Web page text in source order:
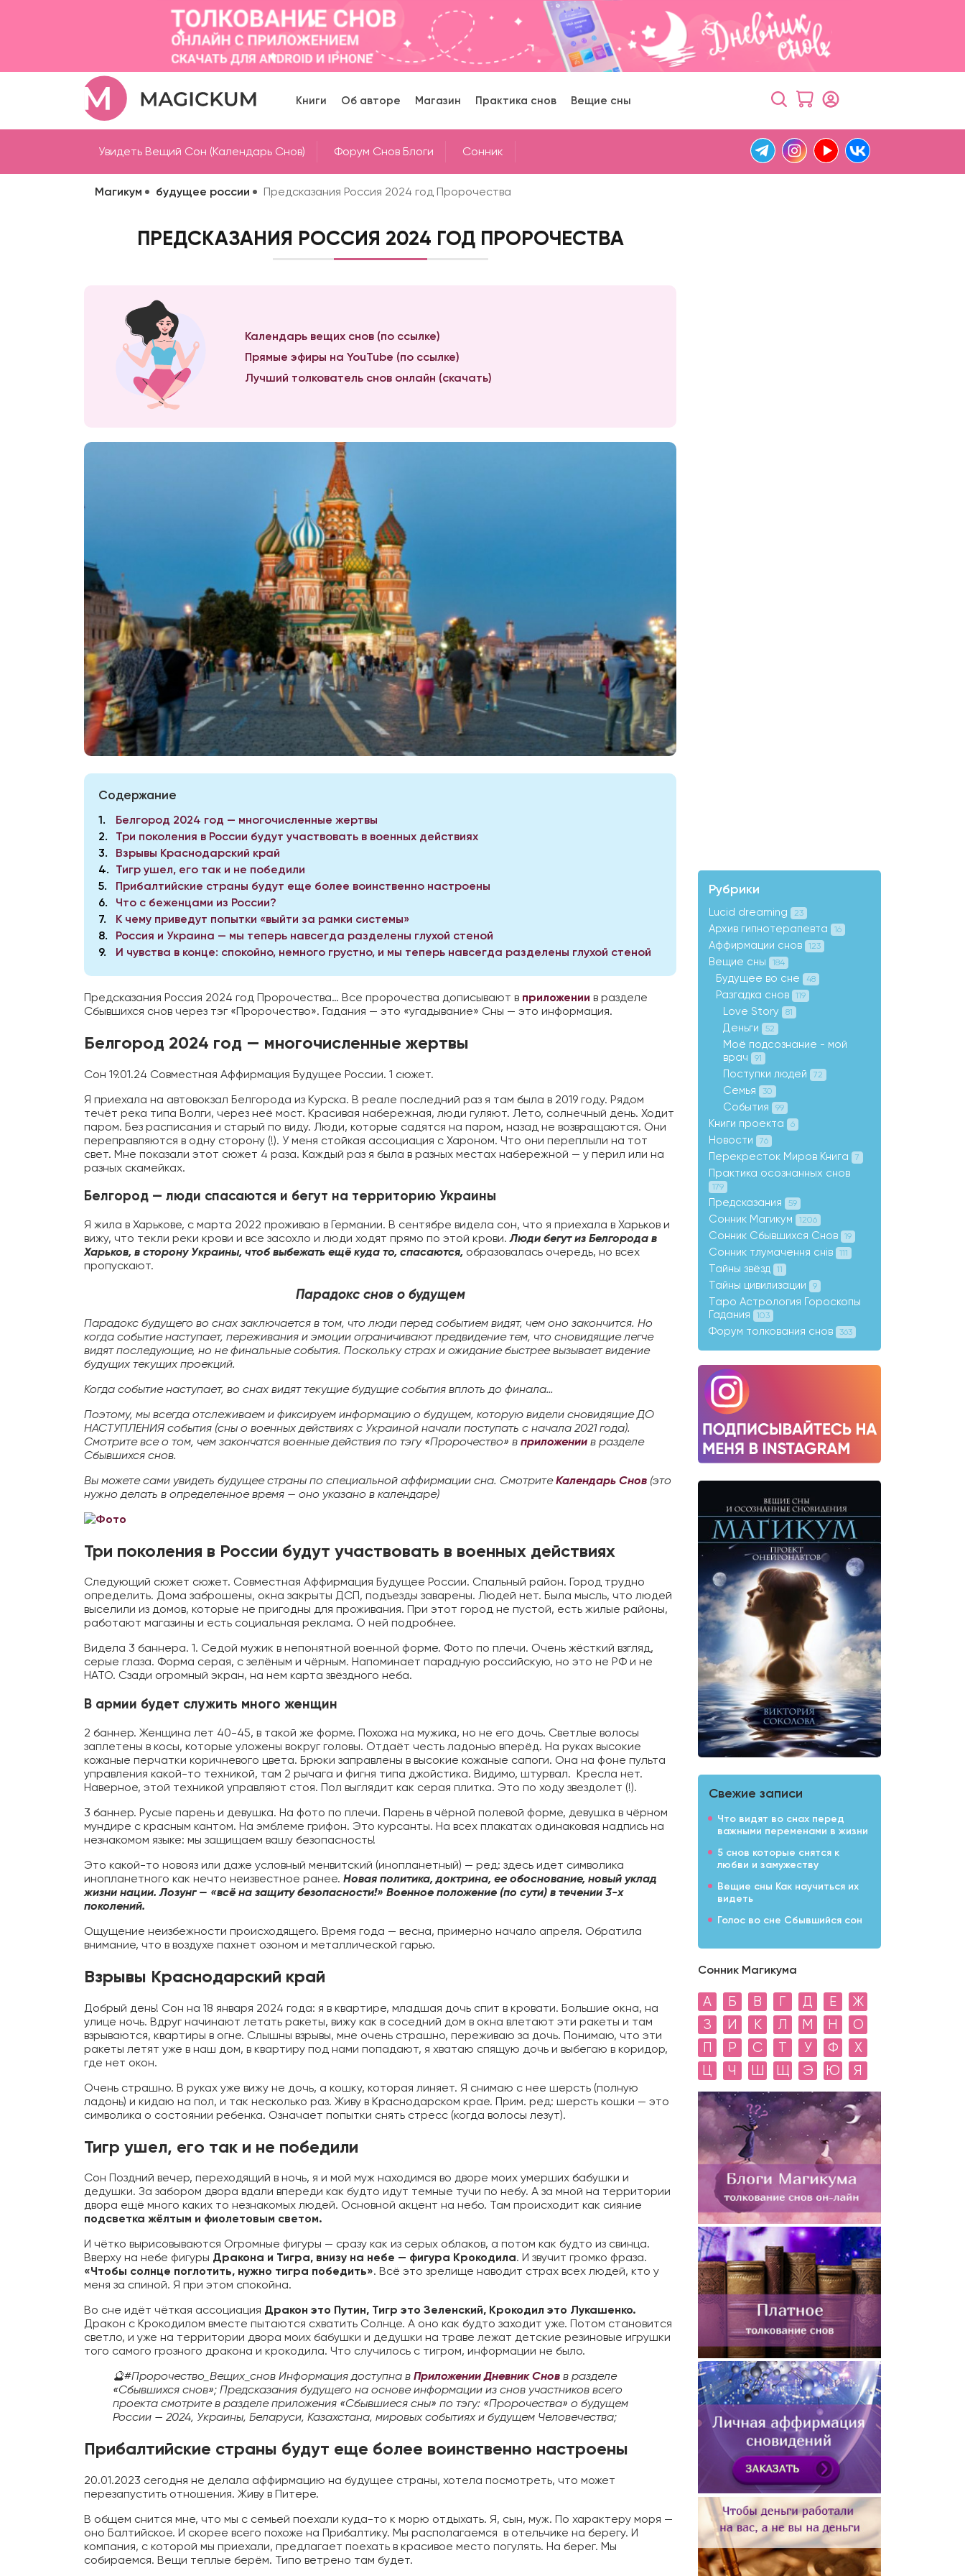
Книги Об авторе Магазин Практика снов Вещие сны
Увидеть Вещий Сон (Календарь Снов) Форум Снов Блоги Cонник
Магикум будущее россии Предсказания Россия 2024 год Пророчества
ПРЕДСКАЗАНИЯ РОССИЯ 2024 ГОД ПРОРОЧЕСТВА
Календарь вещих снов (по ссылке)
Прямые эфиры на YouTube (по ссылке)
Лучший толкователь снов онлайн (скачать)
Содержание
1
Белгород 2024 год — многочисленные жертвы
2
Три поколения в России будут участвовать в военных действиях
3
Взрывы Краснодарский край
4
Тигр ушел, его так и не победили
5
Прибалтийские страны будут еще более воинственно настроены
6
Что с беженцами из России?
7
К чему приведут попытки «выйти за рамки системы»
8
Россия и Украина — мы теперь навсегда разделены глухой стеной
9
И чувства в конце: спокойно, немного грустно, и мы теперь навсегда разделены глухой стеной
Предсказания Россия 2024 год Пророчества… Все пророчества дописывают в приложении в разделе
Сбывшихся снов через тэг «Пророчество». Гадания — это «угадывание» Сны — это информация.
Белгород 2024 год — многочисленные жертвы
Сон 19.01.24 Совместная Аффирмация Будущее России. 1 сюжет.
Я приехала на автовокзал Белгорода из Курска. В реале последний раз я там была в 2019 году. Рядом
течёт река типа Волги, через неё мост. Красивая набережная, люди гуляют. Лето, солнечный день. Ходит
паром. Без расписания и старый по виду. Люди, которые садятся на паром, назад не возвращаются. Они
переправляются в одну сторону (!). У меня стойкая ассоциация с Хароном. Что они переплыли на тот
свет. Мне показали этот сюжет 4 раза. Каждый раз я была в разных местах набережной — у перил или на
разных скамейках.
Белгород — люди спасаются и бегут на территорию Украины
Я жила в Харькове, с марта 2022 проживаю в Германии. В сентябре видела сон, что я приехала в Харьков и
вижу, что текли реки крови и все засохло и люди ходят прямо по этой крови.Люди бегут из Белгорода в
Харьков, в сторону Украины, чтоб выбежать ещё куда то, спасаются, образовалась очередь, но всех
пропускают.
Парадокс снов о будущем
Парадокс будущего во снах заключается в том, что люди перед событием видят, чем оно закончится. Но
когда событие наступает, переживания и эмоции ограничивают предвидение тем, что сновидящие легче
видят последующие, но не финальные события. Поскольку страх и ожидание быстрее вызывает видение
будущих текущих проекций.
Когда событие наступает, во снах видят текущие будущие события вплоть до финала…
Поэтому, мы всегда отслеживаем и фиксируем информацию о будущем, которую видели сновидящие ДО
НАСТУПЛЕНИЯ события (сны о военных действиях с Украиной начали поступать с начала 2021 года).
Смотрите все о том, чем закончатся военные действия по тэгу «Пророчество» в приложении в разделе
Сбывшихся снов.
Вы можете сами увидеть будущее страны по специальной аффирмации сна. СмотритеКалендарь Снов (это
нужно делать в определенное время — оно указано в календаре)
Три поколения в России будут участвовать в военных действиях
Следующий сюжет сюжет. Совместная Аффирмация Будущее России. Спальный район. Город трудно
определить. Дома заброшены, окна закрыты ДСП, подъезды заварены. Людей нет. Была мысль, что людей
выселили из домов, которые не пригодны для проживания. При этот город не пустой, есть жилые районы,
работают магазины и есть социальная реклама. О ней подробнее.
Видела 3 баннера. 1. Седой мужик в непонятной военной форме. Фото по плечи. Очень жёсткий взгляд,
серые глаза. Форма серая, с зелёным и чёрным. Напоминает парадную российскую, но это не РФ и не
НАТО. Сзади огромный экран, на нем карта звёздного неба.
В армии будет служить много женщин
2 баннер. Женщина лет 40-45, в такой же форме. Похожа на мужика, но не его дочь. Светлые волосы
заплетены в косы, которые уложены вокруг головы. Отдаёт честь ладонью вперёд. На руках высокие
кожаные перчатки коричневого цвета. Брюки заправлены в высокие кожаные сапоги. Она на фоне пульта
управления какой-то техникой, там 2 рычага и фигня типа джойстика. Видимо, штурвал. Кресла нет.
Наверное, этой техникой управляют стоя. Пол выглядит как серая плитка. Это по ходу звездолет (!).
3 баннер. Русые парень и девушка. На фото по плечи. Парень в чёрной полевой форме, девушка в чёрном
мундире с красным кантом. На эмблеме грифон. Это курсанты. На всех плакатах одинаковая надпись на
незнакомом языке: мы защищаем вашу безопасность!
Это какой-то новояз или даже условный менвитский (инопланетный) — ред: здесь идет символика
инопланетного как нечто неизвестное ранее. Новая политика, доктрина, ее обоснование, новый уклад
жизни нации. Лозунг — «всё на защиту безопасности!» Военное положение (по сути) в течении 3-х
поколений.
Ощущение неизбежности происходящего. Время года — весна, примерно начало апреля. Обратила
внимание, что в воздухе пахнет озоном и металлической гарью.
Взрывы Краснодарский край
Добрый день! Сон на 18 января 2024 года: я в квартире, младшая дочь спит в кровати. Большие окна, на
улице ночь. Вдруг начинают летать ракеты, вижу как в соседний дом в окна влетают эти ракеты и там
взрываются, квартиры в огне. Слышны взрывы, мне очень страшно, переживаю за дочь. Понимаю, что эти
ракеты летят уже в наш дом, в квартиру под нами попадают, я хватаю спящую дочь и выбегаю в коридор,
где нет окон.
Очень страшно. В руках уже вижу не дочь, а кошку, которая линяет. Я снимаю с нее шерсть (полную
ладонь) и кидаю на пол, и так несколько раз. Живу в Краснодарском крае. Прим. ред: шерсть кошки — это
символика о состоянии ребенка. Означает попытки снять стресс (когда волосы лезут).
Тигр ушел, его так и не победили
Сон Поздний вечер, переходящий в ночь, я и мой муж находимся во дворе моих умерших бабушки и
дедушки. За забором двора вдали впереди как будто идут темные тучи по небу. А за мной на территории
двора ещё много каких то незнакомых людей. Основной акцент на небо. Там происходит как сияние
подсветка жёлтым и фиолетовым светом.
И чётко вырисовываются Огромные фигуры — сразу как из серых облаков, а потом как будто из свинца.
Вверху на небе фигуры Дракона и Тигра, внизу на небе — фигура Крокодила. И звучит громко фраза.
«Чтобы солнце поглотить, нужно тигра победить». Всё это зрелище наводит страх всех людей, кто у
меня за спиной. Я при этом спокойна.
Во сне идёт чёткая ассоциация Дракон это Путин, Тигр это Зеленский, Крокодил это Лукашенко.
Дракон с Крокодилом вместе пытаются схватить Солнце. А оно как будто заходит уже. Потом становится
светло, и уже на территории двора моих бабушки и дедушки на траве лежат детские резиновые игрушки
того самого грозного дракона и крокодила. Что случилось с тигром, информации не было.
🔮#Пророчество_Вещих_снов Информация доступна в Приложении Дневник Снов в разделе
«Сбывшихся снов»; Предсказания будущего на основе информации из снов участников всего
проекта смотрите в разделе приложения «Сбывшиеся сны» по тэгу: «Пророчества» о будущем
России — 2024, Украины, Беларуси, Казахстана, мировых событиях и будущем Человечества;
Прибалтийские страны будут еще более воинственно настроены
20.01.2023 сегодня не делала аффирмацию на будущее страны, хотела посмотреть, что может
перезапустить отношения. Живу в Питере.
В общем снится мне, что мы с семьей поехали куда-то к морю отдыхать. Я, сын, муж. По характеру моря —
оно Балтийское. И скорее всего похоже на Прибалтику. Мы располагаемся в отельчике на берегу. И
компания, с которой мы приехали, предлагает поехать в красивое место погулять. На берег. Мы
собираемся. Вещи теплые берём. Типо ветрено там будет.
Рубрики
Lucid dreaming 23
Архив гипнотерапевта 16
Аффирмации снов 123
Вещие сны 184
Будущее во сне 48
Разгадка снов 119
Love Story 81
Деньги 52
Моё подсознание - мой
врач
91
Поступки людей 72
Семья 30
События 99
Книги проекта 6
Новости 76
Перекресток Миров Книга 7
Практика осознанных снов
179
Предсказания 59
Сонник Магикум 1206
Сонник Сбывшихся Снов 19
Сонник тлумачення снів 111
Тайны звёзд 11
Тайны цивилизации 9
Таро Астрология Гороскопы
Гадания
103
Форум толкования снов 363
Свежие записи
Что видят во снах перед
важными переменами в жизни
5 снов которые снятся к
любви и замужеству
Вещие сны Как научиться их
видеть
Голос во сне Сбывшийся сон
Сонник Магикума
А Б В Г Д Е
Ж
З
И К Л М Н
О
П
Р С Т У Ф
Х
Ц
Ч Ш Щ Э Ю Я
Вы можете получать информацию во снах (проверено более 100000
участниками)
Мы разработали систему практик, с помощью которой можно получать
информацию во снах с первых дней. Скачайте приложение, чтобы
получить доступ:
Наши форумы
Форум в Телеграм
Форум на сайте